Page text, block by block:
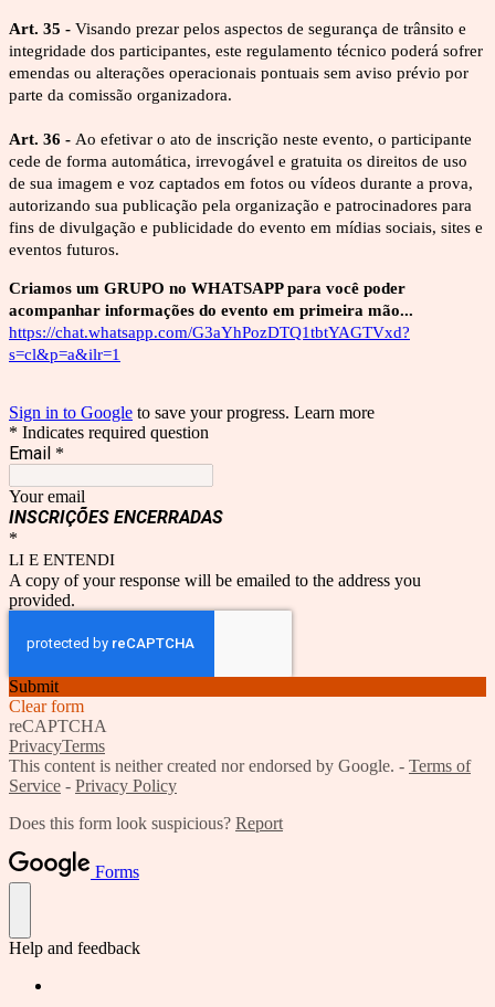
Art. 35 - Visando prezar pelos aspectos de segurança de trânsito e
integridade dos participantes, este regulamento técnico poderá sofrer
emendas ou alterações operacionais pontuais sem aviso prévio por
parte da comissão organizadora.
Art. 36 - Ao efetivar o ato de inscrição neste evento, o participante
cede de forma automática, irrevogável e gratuita os direitos de uso
de sua imagem e voz captados em fotos ou vídeos durante a prova,
autorizando sua publicação pela organização e patrocinadores para
fins de divulgação e publicidade do evento em mídias sociais, sites e
eventos futuros.
Criamos um GRUPO no WHATSAPP para você poder
acompanhar informações do evento em primeira mão...
https://chat.whatsapp.com/G3aYhPozDTQ1tbtYAGTVxd?
s=cl&p=a&ilr=1
Sign in to Google to save your progress. Learn more
* Indicates required question
Email *
Your email
INSCRIÇÕES ENCERRADAS
*
LI E ENTENDI
A copy of your response will be emailed to the address you
provided.
Submit
Clear form
reCAPTCHA
PrivacyTerms
This content is neither created nor endorsed by Google. - Terms of
Service - Privacy Policy
Does this form look suspicious? Report
Forms
Help and feedback